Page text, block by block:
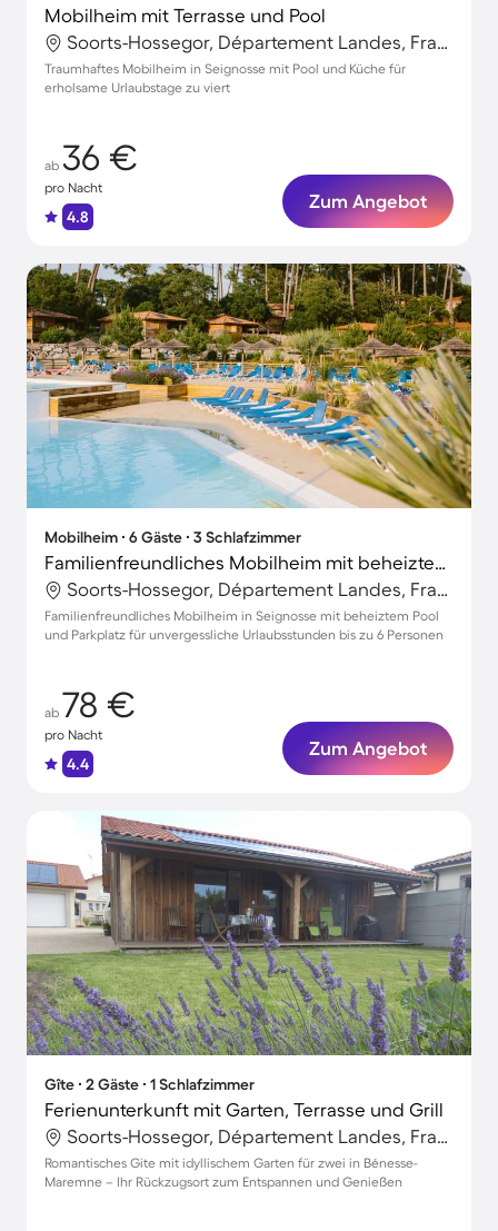
Mobilheim mit Terrasse und Pool
Soorts-Hossegor, Département Landes, Frankreich
Traumhaftes Mobilheim in Seignosse mit Pool und Küche für
erholsame Urlaubstage zu viert
ab 36 €
pro Nacht
4.8
Zum Angebot
Mobilheim ∙ 6 Gäste ∙ 3 Schlafzimmer
Familienfreundliches Mobilheim mit beheiztem Pool und Terrasse
Soorts-Hossegor, Département Landes, Frankreich
Familienfreundliches Mobilheim in Seignosse mit beheiztem Pool
und Parkplatz für unvergessliche Urlaubsstunden bis zu 6 Personen
ab 78 €
pro Nacht
4.4
Zum Angebot
Gîte ∙ 2 Gäste ∙ 1 Schlafzimmer
Ferienunterkunft mit Garten, Terrasse und Grill
Soorts-Hossegor, Département Landes, Frankreich
Romantisches Gite mit idyllischem Garten für zwei in Bénesse-
Maremne – Ihr Rückzugsort zum Entspannen und Genießen